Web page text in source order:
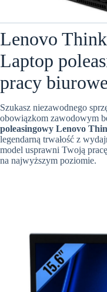
Lenovo
Laptop
pracy
Szukasz niezawodnego
obowiązkom zawodowym
poleasingowy Lenovo
legendarną trwałość z
model usprawni Twoją
na najwyższym poziomie.